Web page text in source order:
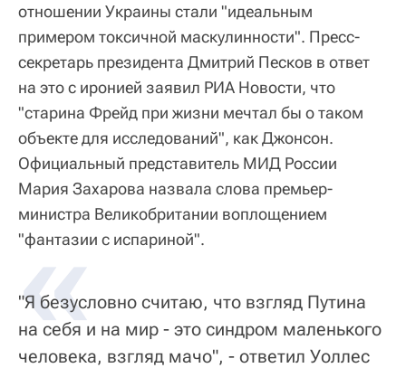
отношении Украины стали "идеальным
примером токсичной маскулинности". Пресс-
секретарь президента Дмитрий Песков в ответ
на это с иронией заявил РИА Новости, что
"старина Фрейд при жизни мечтал бы о таком
объекте для исследований", как Джонсон.
Официальный представитель МИД России
Мария Захарова назвала слова премьер-
министра Великобритании воплощением
"фантазии с испариной".
«
"Я безусловно считаю, что взгляд Путина
на себя и на мир - это синдром маленького
человека, взгляд мачо", - ответил Уоллес